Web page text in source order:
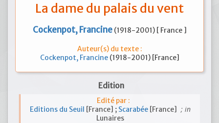
La dame du palais du vent
Cockenpot, Francine (1918-2001) [ France ]
Auteur(s) du texte :
Cockenpot, Francine (1918-2001) [France]
Edition
Edité par :
Editions du Seuil [France] ; Scarabée [France] ; in
Lunaires